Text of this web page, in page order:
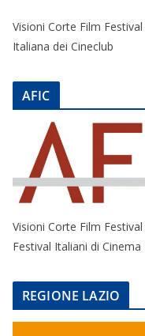
Visioni Corte Film
Italiana dei Cineclub
AFIC
Visioni Corte Film
Festival Italiani di Cinema
REGIONE LAZIO